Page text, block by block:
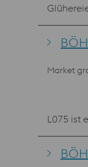
Market
L075 ist